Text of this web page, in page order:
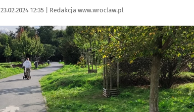
Data publikacji:
23.02.2024 12:35 | Autor:
Redakcja www.wroclaw.pl